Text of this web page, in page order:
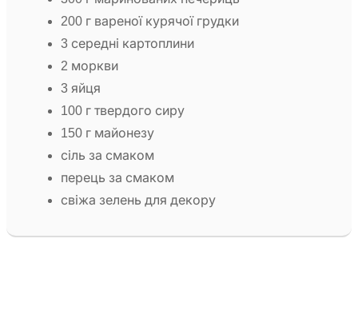
200 г вареної курячої грудки
3 середні картоплини
2 моркви
3 яйця
100 г твердого сиру
150 г майонезу
сіль за смаком
перець за смаком
свіжа зелень для декору